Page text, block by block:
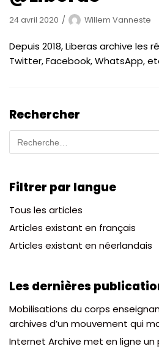
24 avril 2020 Willem Vanneste
Depuis 2018, Liberas archive les
Twitter, Facebook, WhatsApp,
Rechercher
Filtrer par langue
Tous les articles
Articles existant en français
Articles existant en néerlandais
Les dernières
Mobilisations du corps
archives d’un mouvement qui
Internet Archive met en ligne un